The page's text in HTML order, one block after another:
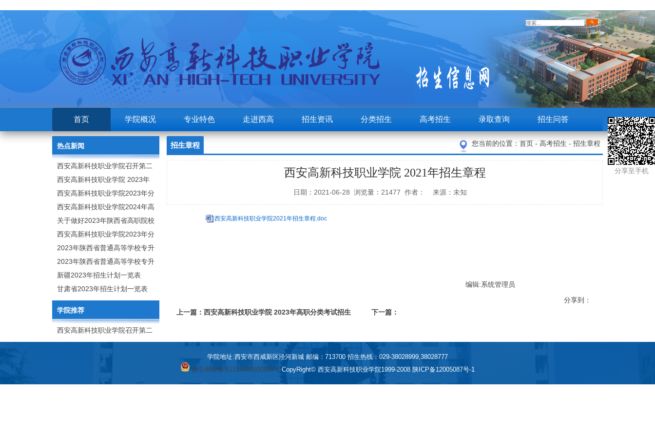
首页 学院概况 专业特色 走进西高 招生资讯 分类招生 高考招生 录取查询 招生问答
热点新闻
西安高新科技职业学院召开第二
次党代会
西安高新科技职业学院 2023年
高职分类考试招生章程
西安高新科技职业学院2023年分
类招生专业及计划
西安高新科技职业学院2024年高
职分类招生章程
关于做好2023年陕西省高职院校
分类考试工作的通知
西安高新科技职业学院2023年分
类考试招生简章
2023年陕西省普通高等学校专升
本招生专业目录
2023年陕西省普通高等学校专升
本招生专业课考核科目
新疆2023年招生计划一览表
甘肃省2023年招生计划一览表
学院推荐
西安高新科技职业学院召开第二
次党代会
招生章程 您当前的位置： 首页 - 高考招生 - 招生章程
分享至手机
西安高新科技职业学院 2021年招生章程
日期：2021-06-28 浏览量：21477 作者： 来源：未知
西安高新科技职业学院2021年招生章程.doc
编辑:系统管理员
分享到：
上一篇：西安高新科技职业学院 2023年高职分类考试招生
下一篇：
学院地址:西安市西咸新区泾河新城 邮编：713700 招生热线：029-38028999,38028777
陕公网安备 61110502000105号CopyRight© 西安高新科技职业学院1999-2008陕ICP备12005087号-1